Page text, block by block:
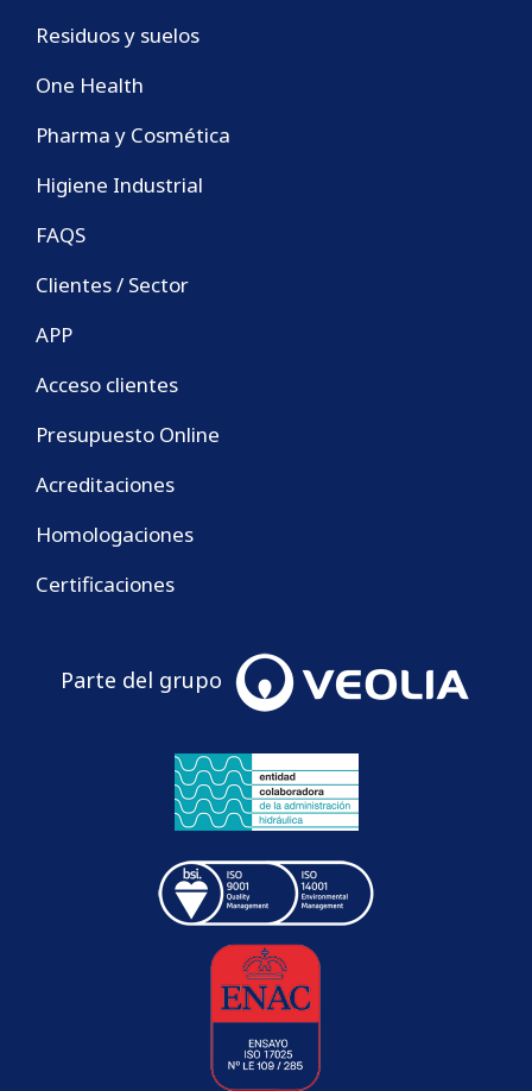
Residuos y suelos
One Health
Pharma y Cosmética
Higiene Industrial
FAQS
Clientes / Sector
APP
Acceso clientes
Presupuesto Online
Acreditaciones
Homologaciones
Certificaciones
Parte del grupo